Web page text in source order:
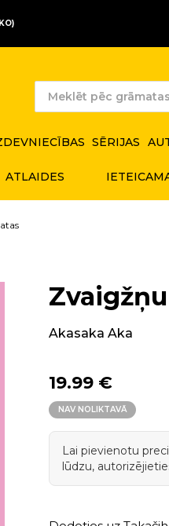
SĒRIJAS
ATLAIDES
Akasaka Aka
19.99 €
NAV NOLIKTAVĀ
Lai pievienotu
lūdzu,